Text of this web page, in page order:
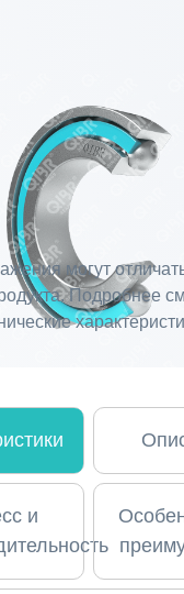
могут
Подробнее
и